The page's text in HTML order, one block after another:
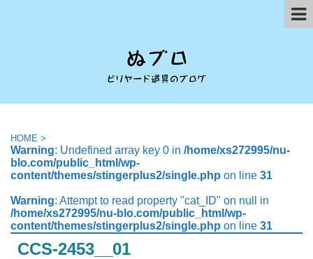
HOME >
Warning: Undefined array key 0 in /home/xs272995/nu-
blo.com/public_html/wp-
content/themes/stingerplus2/single.php on line 31
Warning: Attempt to read property "cat_ID" on null in
/home/xs272995/nu-blo.com/public_html/wp-
content/themes/stingerplus2/single.php on line 31
CCS-2453__01